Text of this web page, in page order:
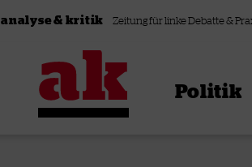
Zum Inhalt springen
analyse & kritik Zeitung für linke Debatte &
Politik